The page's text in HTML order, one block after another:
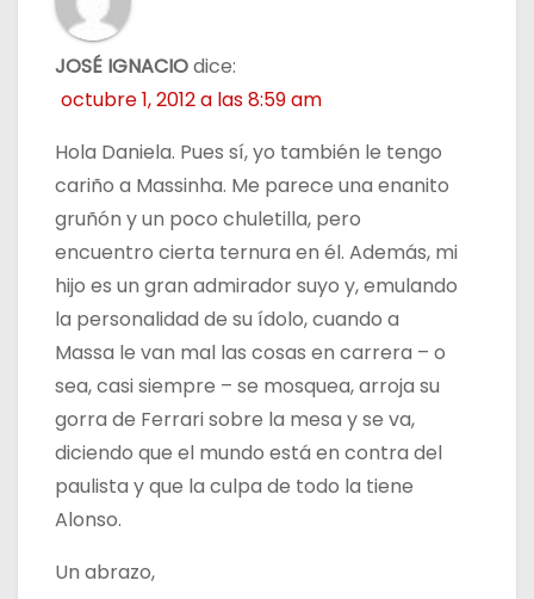
JOSÉ IGNACIOdice:
octubre 1, 2012 a las 8:59 am
Hola Daniela. Pues sí, yo también le tengo
cariño a Massinha. Me parece una enanito
gruñón y un poco chuletilla, pero
encuentro cierta ternura en él. Además, mi
hijo es un gran admirador suyo y, emulando
la personalidad de su ídolo, cuando a
Massa le van mal las cosas en carrera – o
sea, casi siempre – se mosquea, arroja su
gorra de Ferrari sobre la mesa y se va,
diciendo que el mundo está en contra del
paulista y que la culpa de todo la tiene
Alonso.
Un abrazo,